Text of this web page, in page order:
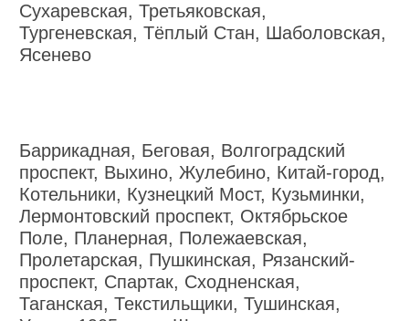
Сухаревская, Третьяковская,
Тургеневская, Тёплый Стан, Шаболовская,
Ясенево
Баррикадная, Беговая, Волгоградский
проспект, Выхино, Жулебино, Китай-город,
Котельники, Кузнецкий Мост, Кузьминки,
Лермонтовский проспект, Октябрьское
Поле, Планерная, Полежаевская,
Пролетарская, Пушкинская, Рязанский-
проспект, Спартак, Сходненская,
Таганская, Текстильщики, Тушинская,